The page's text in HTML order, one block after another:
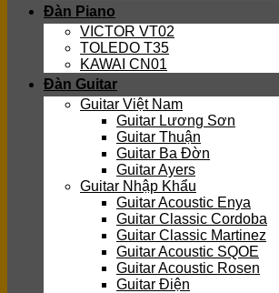
Đàn Piano
VICTOR VT02
TOLEDO T35
KAWAI CN01
Đàn Guitar
Guitar Việt Nam
Guitar Lương Sơn
Guitar Thuận
Guitar Ba Đờn
Guitar Ayers
Guitar Nhập Khẩu
Guitar Acoustic Enya
Guitar Classic Cordoba
Guitar Classic Martinez
Guitar Acoustic SQOE
Guitar Acoustic Rosen
Guitar Điện